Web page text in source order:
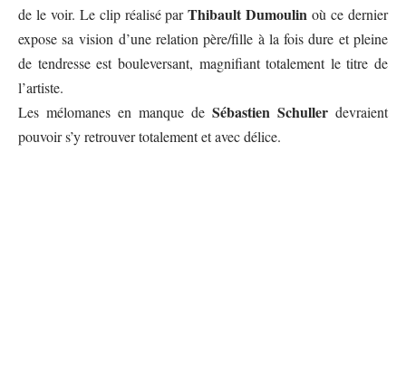
de le voir. Le clip réalisé parThibault Dumoulin où ce dernier
expose sa vision d’une relation père/fille à la fois dure et pleine
de tendresse est bouleversant, magnifiant totalement le titre de
l’artiste.
Les mélomanes en manque de Sébastien Schuller devraient
pouvoir s’y retrouver totalement et avec délice.